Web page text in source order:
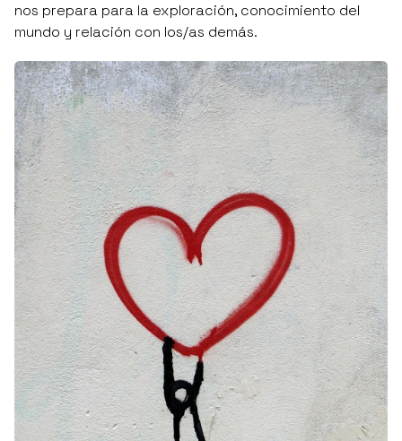
nos prepara para la exploración, conocimiento del
mundo y relación con los/as demás.